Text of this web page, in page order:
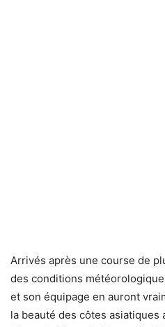
Arrivés après une course de
des conditions
et son équipage en auront
la beauté des côtes asiatiques